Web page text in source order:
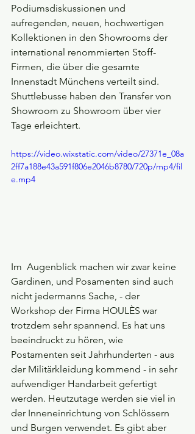
Podiumsdiskussionen und
aufregenden, neuen, hochwertigen
Kollektionen in den Showrooms der
international renommierten Stoff-
Firmen, die über die gesamte
Innenstadt Münchens verteilt sind.
Shuttlebusse haben den Transfer von
Showroom zu Showroom über vier
Tage erleichtert.
https://video.wixstatic.com/video/27371e_08a
2ff7a188e43a591f806e2046b8780/720p/mp4/fil
e.mp4
Im  Augenblick machen wir zwar keine
Gardinen, und Posamenten sind auch
nicht jedermanns Sache, - der
Workshop der Firma HOULÈS war
trotzdem sehr spannend. Es hat uns
beeindruckt zu hören, wie
Postamenten seit Jahrhunderten - aus
der Militärkleidung kommend - in sehr
aufwendiger Handarbeit gefertigt
werden. Heutzutage werden sie viel in
der Inneneinrichtung von Schlössern
und Burgen verwendet. Es gibt aber